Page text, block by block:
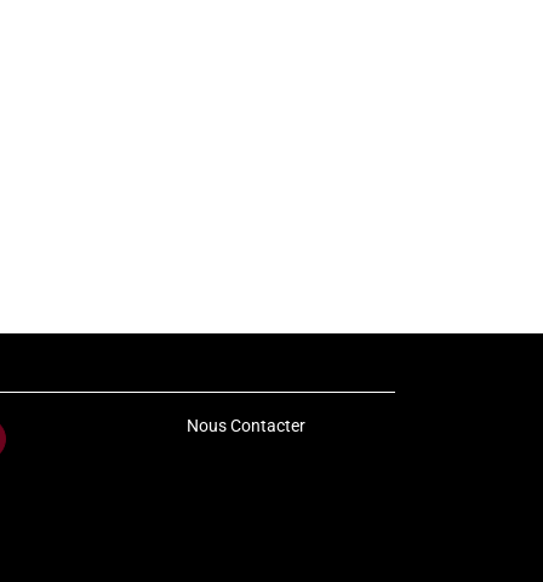
Nous Contacter